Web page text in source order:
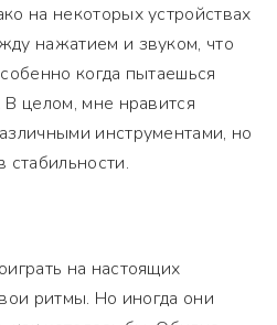
на некоторых устройствах
нажатием и звуком, что
когда пытаешься
целом, мне нравится
инструментами, но
стабильности.
на настоящих
ритмы. Но иногда они